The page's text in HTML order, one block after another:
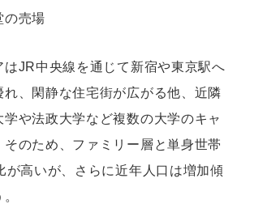
の売場
はJR中央線を通じて新宿や東京駅へ
れ、閑静な住宅街が広がる他、近隣
学や法政大学など複数の大学のキャ
そのため、ファミリー層と単身世帯
が高いが、さらに近年人口は増加傾